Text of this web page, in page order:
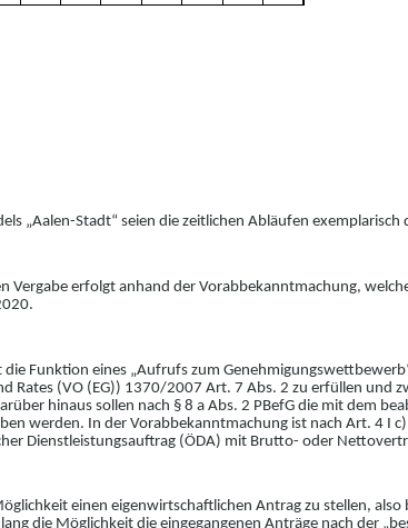
„Aalen-Stadt“ seien die zeitlichen Abläufen exemplarisch
Vergabe erfolgt anhand der Vorabbekanntmachung,
Funktion eines „Aufrufs zum
Rates (VO (EG)) 1370/2007 Art. 7 Abs. 2 zu erfüllen und
hinaus sollen nach § 8 a Abs. 2 PBefG die mit dem
werden. In der Vorabbekanntmachung ist nach Art. 4 I c)
Dienst leistungsauftrag (ÖDA) mit Brutto- oder
einen eigenwirtschaftlichen Antrag zu stellen,
die Möglichkeit die eingegangenen Anträge nach der „